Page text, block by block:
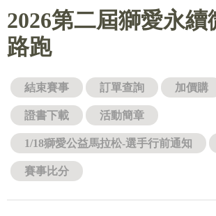
2026第二屆獅愛永續
路跑
結束賽事 訂單查詢 加價購
證書下載 活動簡章
1/18獅愛公益馬拉松-選手行前通知
賽事比分